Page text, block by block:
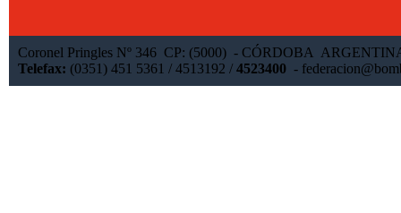
Coronel Pringles Nº 346 CP: (5000) - CÓRDOBA
Telefax: (0351) 451 5361 / 4513192 / 4523400-